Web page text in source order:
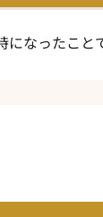
なったこと